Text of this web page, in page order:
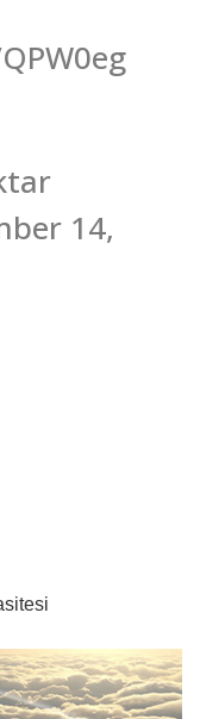
14,